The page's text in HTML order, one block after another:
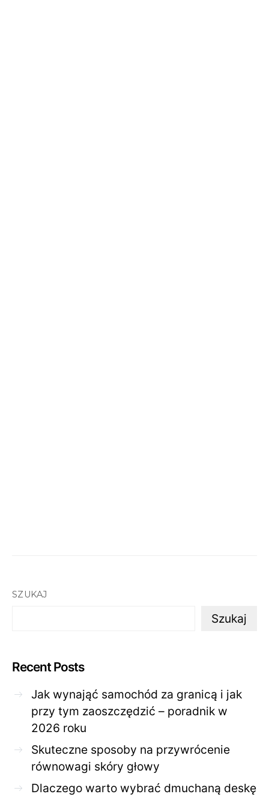
SZUKAJ
Szukaj
Recent Posts
Jak wynająć samochód za granicą i jak
przy tym zaoszczędzić – poradnik w
2026 roku
Skuteczne sposoby na przywrócenie
równowagi skóry głowy
Dlaczego warto wybrać dmuchaną deskę